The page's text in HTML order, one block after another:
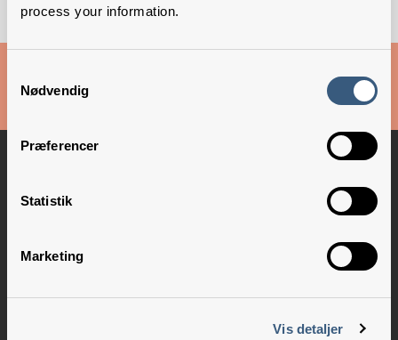
process your information.
Nødvendig
Præferencer
Statistik
Marketing
Vis detaljer